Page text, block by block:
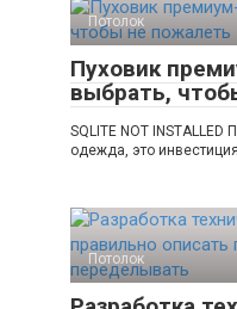
Потолок
Пуховик
выбрать,
SQLITE NOT INSTALLED
одежда, это
Потолок